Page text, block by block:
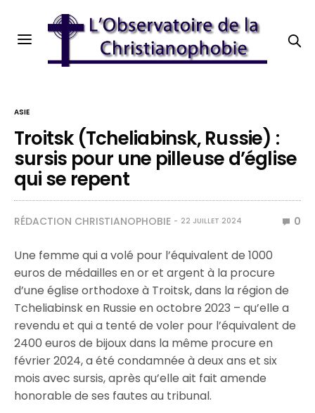
ASIE
Troitsk (Tcheliabinsk, Russie) :
sursis pour une pilleuse d’église
qui se repent
RÉDACTION CHRISTIANOPHOBIE 22 JUILLET 2024 0
Une femme qui a volé pour l’équivalent de 1000
euros de médailles en or et argent à la procure
d’une église orthodoxe à Troitsk, dans la région de
Tcheliabinsk en Russie en octobre 2023 – qu’elle a
revendu et qui a tenté de voler pour l’équivalent de
2400 euros de bijoux dans la même procure en
février 2024, a été condamnée à deux ans et six
mois avec sursis, après qu’elle ait fait amende
honorable de ses fautes au tribunal.